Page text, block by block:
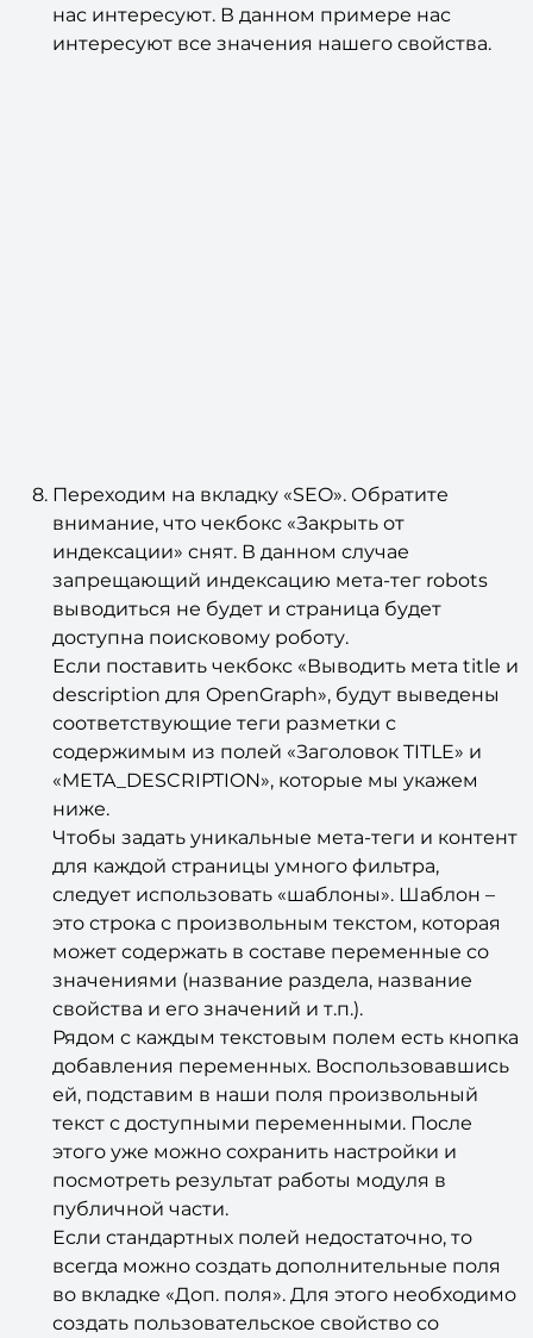
нас интересуют. В данном примере нас
интересуют все значения нашего свойства.
Переходим на вкладку «SEO». Обратите
внимание, что чекбокс «Закрыть от
индексации» снят. В данном случае
запрещающий индексацию мета-тег robots
выводиться не будет и страница будет
доступна поисковому роботу.
Если поставить чекбокс «Выводить мета title и
description для OpenGraph», будут выведены
соответствующие теги разметки с
содержимым из полей «Заголовок TITLE» и
«META_DESCRIPTION», которые мы укажем
ниже.
Чтобы задать уникальные мета-теги и контент
для каждой страницы умного фильтра,
следует использовать «шаблоны». Шаблон –
это строка с произвольным текстом, которая
может содержать в составе переменные со
значениями (название раздела, название
свойства и его значений и т.п.).
Рядом с каждым текстовым полем есть кнопка
добавления переменных. Воспользовавшись
ей, подставим в наши поля произвольный
текст с доступными переменными. После
этого уже можно сохранить настройки и
посмотреть результат работы модуля в
публичной части.
Если стандартных полей недостаточно, то
всегда можно создать дополнительные поля
во вкладке «Доп. поля». Для этого необходимо
создать пользовательское свойство со